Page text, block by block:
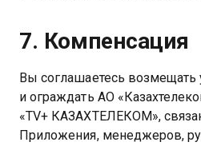
7. Компенсация
Вы соглашаетесь возмещать
и ограждать АО
«TV+ КАЗАХТЕЛЕКОМ»,
Приложения, менеджеров,